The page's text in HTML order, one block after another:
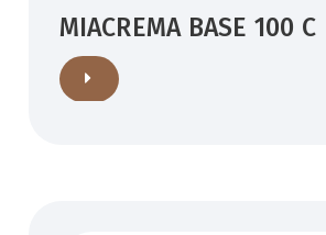
MIACREMA BASE 100 C